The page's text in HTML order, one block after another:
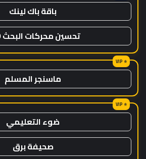
باقة باك لينك
تحسين محركات البحث SEO
ماسنجر المسلم
ضوء التعليمي
صحيفة برق